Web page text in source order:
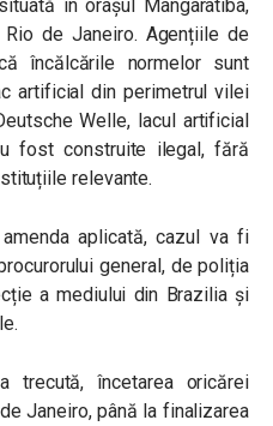
în orașul Mangaratiba,
de Janeiro. Agențiile de
încălcările normelor sunt
artificial din perimetrul vilei
Welle, lacul artificial
fost construite ilegal, fără
relevante.
aplicată, cazul va fi
general, de poliția
a mediului din Brazilia și
trecută, încetarea oricărei
Janeiro, până la finalizarea